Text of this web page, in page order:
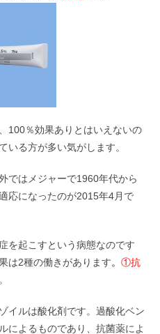
100％効果ありとはいえないの
いる方が多い気がします。
ではメジャーで1960年代から
応になったのが2015年4月で
を起こすという病態なのです
は2種の働きがあります。 ①抗
イルは酸化剤です。過酸化ベン
によるものであり、抗菌薬によ